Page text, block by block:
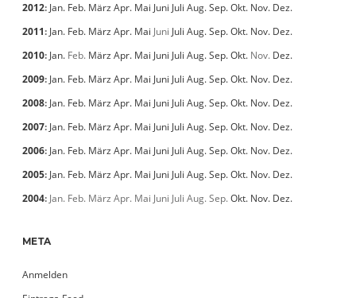
2012: Jan. Feb. März Apr. Mai Juni Juli Aug.Sep.Okt. Nov. Dez.
2011: Jan. Feb. März Apr. Mai Juni Juli Aug.Sep.Okt. Nov. Dez.
2010: Jan. Feb. März Apr. Mai Juni Juli Aug.Sep.Okt. Nov. Dez.
2009: Jan. Feb. März Apr. Mai Juni Juli Aug.Sep.Okt. Nov. Dez.
2008: Jan. Feb. März Apr. Mai Juni Juli Aug.Sep.Okt. Nov. Dez.
2007: Jan. Feb. März Apr. Mai Juni Juli Aug.Sep.Okt. Nov. Dez.
2006: Jan. Feb. März Apr. Mai Juni Juli Aug.Sep.Okt. Nov. Dez.
2005: Jan. Feb. März Apr. Mai Juni Juli Aug.Sep.Okt. Nov. Dez.
2004: Jan. Feb. März Apr. Mai Juni Juli Aug.Sep.Okt. Nov. Dez.
META
Anmelden